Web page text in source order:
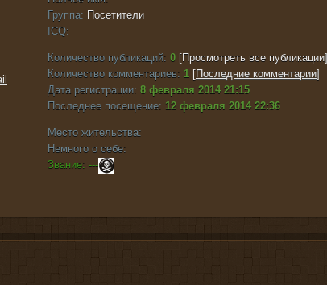
Группа: Посетители
ICQ:
Количество публикаций: 0 [Просмотреть все публикации]
Количество комментариев: 1 [Последние комментарии]
Дата регистрации: 8 февраля 2014 21:15
Последнее посещение: 12 февраля 2014 22:36
Место жительства:
Немного о себе:
Звание: ---